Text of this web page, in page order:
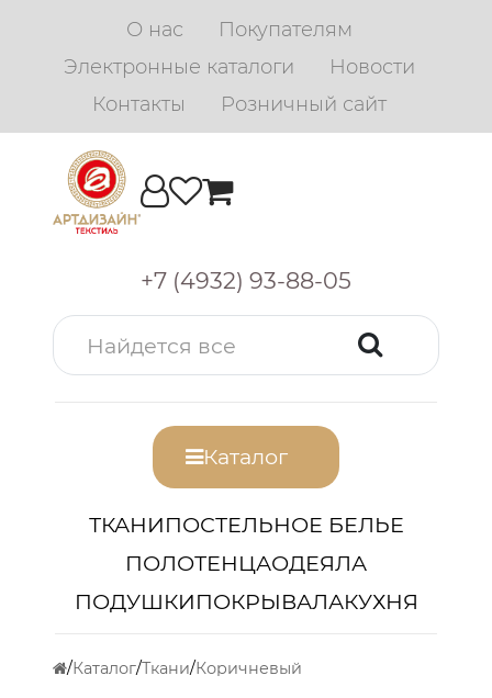
О нас
Покупателям
Электронные каталоги
Новости
Контакты
Розничный сайт
+7 (4932) 93-88-05
Каталог
ТКАНИПОСТЕЛЬНОЕ БЕЛЬЕ
ПОЛОТЕНЦАОДЕЯЛА
ПОДУШКИПОКРЫВАЛАКУХНЯ
Каталог Ткани Коричневый